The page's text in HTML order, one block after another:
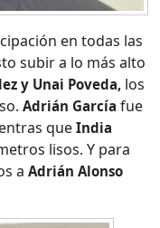
en todas las
subir a lo más alto
y Unai Poveda,los
Adrián García fue
que India
lisos. Y para
a Adrián Alonso